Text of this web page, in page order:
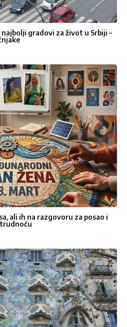
gradovi za život u Srbiji –
ali ih na razgovoru za posao i